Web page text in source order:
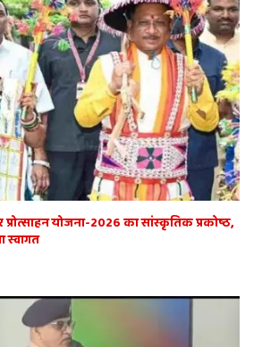
योजना-2026 का सांस्कृतिक प्रकोष्ठ,
स्वागत